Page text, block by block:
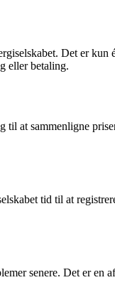
Det er
eller betaling.
at sammenligne
tid til at
senere. Det er